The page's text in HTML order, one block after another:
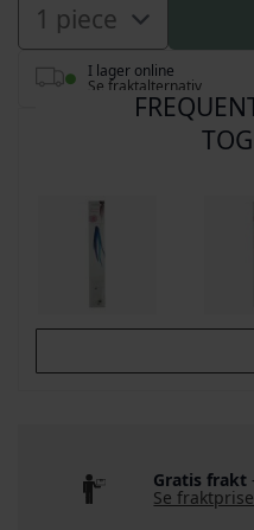
I lager online
Se fraktalternativ
Gratis frakt
Se